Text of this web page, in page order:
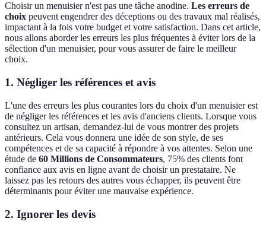
Choisir un menuisier n'est pas une tâche anodine. Les erreurs de
choix peuvent engendrer des déceptions ou des travaux mal réalisés,
impactant à la fois votre budget et votre satisfaction. Dans cet article,
nous allons aborder les erreurs les plus fréquentes à éviter lors de la
sélection d'un menuisier, pour vous assurer de faire le meilleur
choix.
1. Négliger les références et avis
L'une des erreurs les plus courantes lors du choix d'un menuisier est
de négliger les références et les avis d'anciens clients. Lorsque vous
consultez un artisan, demandez-lui de vous montrer des projets
antérieurs. Cela vous donnera une idée de son style, de ses
compétences et de sa capacité à répondre à vos attentes. Selon une
étude de 60 Millions de Consommateurs, 75% des clients font
confiance aux avis en ligne avant de choisir un prestataire. Ne
laissez pas les retours des autres vous échapper, ils peuvent être
déterminants pour éviter une mauvaise expérience.
2. Ignorer les devis